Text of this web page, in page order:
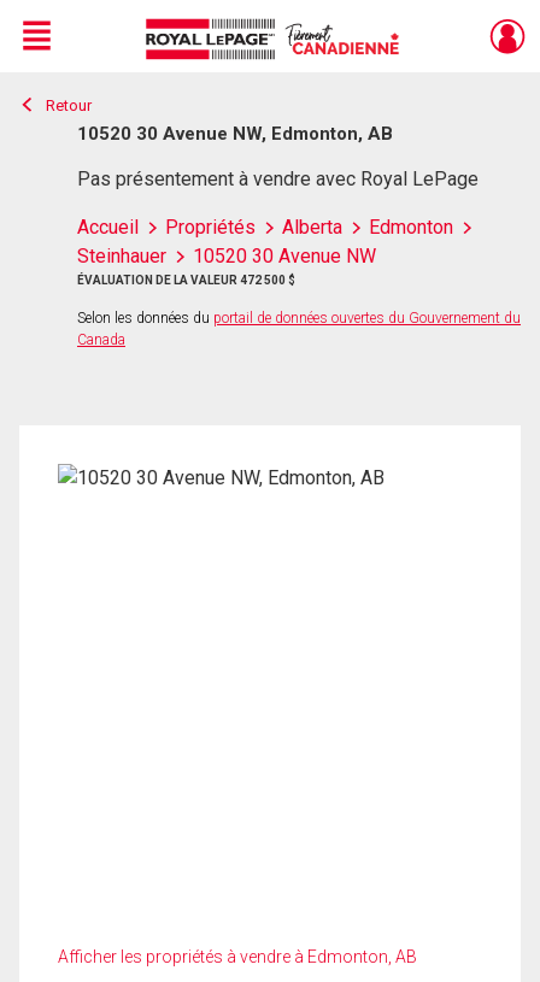
Live
En Direct
Menu
Retour
10520 30 Avenue NW, Edmonton, AB
Pas présentement à vendre avec Royal LePage
Accueil Propriétés Alberta
Edmonton
Steinhauer
10520 30 Avenue NW
ÉVALUATION DE LA VALEUR 472 500 $
Selon les données du portail de données ouvertes du Gouvernement du
Canada
Afficher les propriétés à vendre à Edmonton, AB